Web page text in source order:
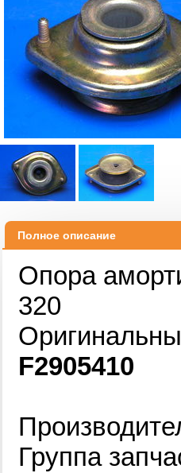
Полное описание
Опора
320
F2905410
Группа